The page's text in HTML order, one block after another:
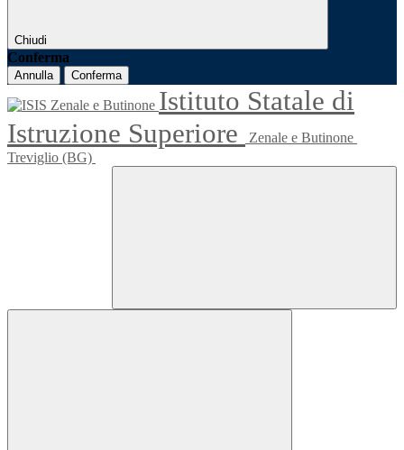
Chiudi
Conferma
Annulla Conferma
Istituto Statale di
Istruzione Superiore
Zenale e Butinone
Treviglio (BG)